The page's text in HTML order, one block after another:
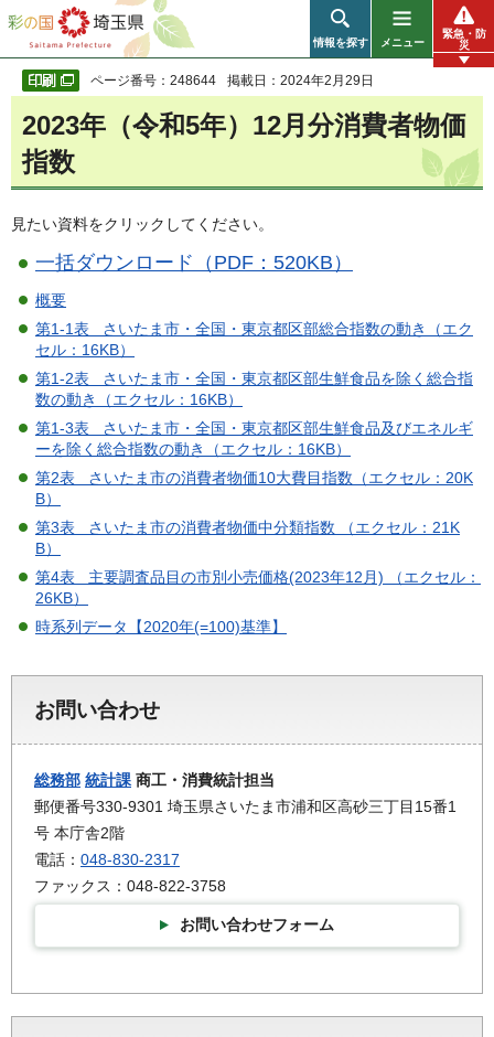
彩の国 埼玉県
情報を探す メニュー
緊急・防
災
ページ番号：248644 掲載日：2024年2月29日
2023年（令和5年）12月分消費者物価
指数
見たい資料をクリックしてください。
一括ダウンロード（PDF：520KB）
概要
第1-1表 さいたま市・全国・東京都区部総合指数の動き（エク
セル：16KB）
第1-2表 さいたま市・全国・東京都区部生鮮食品を除く総合指
数の動き（エクセル：16KB）
第1-3表 さいたま市・全国・東京都区部生鮮食品及びエネルギ
ーを除く総合指数の動き（エクセル：16KB）
第2表 さいたま市の消費者物価10大費目指数（エクセル：20K
B）
第3表 さいたま市の消費者物価中分類指数 （エクセル：21K
B）
第4表 主要調査品目の市別小売価格(2023年12月) （エクセル：
26KB）
時系列データ【2020年(=100)基準】
お問い合わせ
総務部 統計課 商工・消費統計担当
郵便番号330-9301 埼玉県さいたま市浦和区高砂三丁目15番1
号 本庁舎2階
電話： 048-830-2317
ファックス：048-822-3758
お問い合わせフォーム